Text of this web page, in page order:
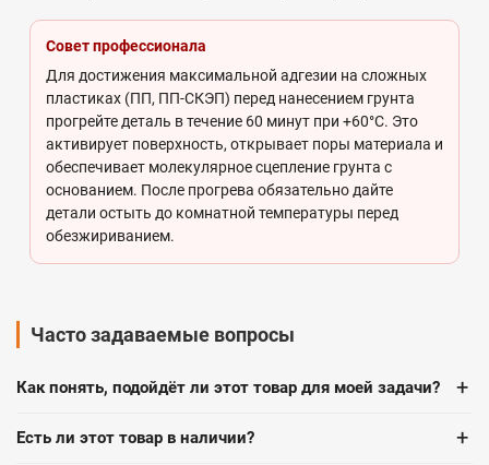
Совет профессионала
Для достижения максимальной адгезии на сложных
пластиках (ПП, ПП-СКЭП) перед нанесением грунта
прогрейте деталь в течение 60 минут при +60°C. Это
активирует поверхность, открывает поры материала и
обеспечивает молекулярное сцепление грунта с
основанием. После прогрева обязательно дайте
детали остыть до комнатной температуры перед
обезжириванием.
Часто задаваемые вопросы
Как понять, подойдёт ли этот товар для моей задачи? +
Есть ли этот товар в наличии? +